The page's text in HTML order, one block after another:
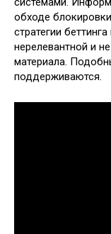
обходе
стратегии
нерелевантной и
материала.
поддерживаются.